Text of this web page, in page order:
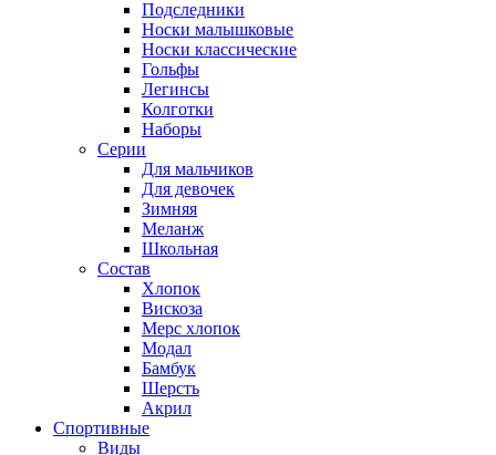
Подследники
Носки малышковые
Носки классические
Гольфы
Легинсы
Колготки
Наборы
Серии
Для мальчиков
Для девочек
Зимняя
Меланж
Школьная
Состав
Хлопок
Вискоза
Мерс хлопок
Модал
Бамбук
Шерсть
Акрил
Спортивные
Виды